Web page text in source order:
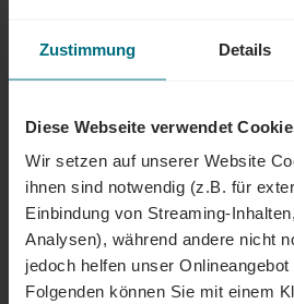
Zustimmung Details
Diese Webseite verwendet
Wir setzen auf unserer Website
ihnen sind notwendig (z.B. für
Einbindung von Streaming-
Analysen), während andere nicht
jedoch helfen unser
Folgenden können Sie mit einem
Online seit 6 Tagen
Senior Consultant (m/w/d)
Vertriebsstrategie & Pricing